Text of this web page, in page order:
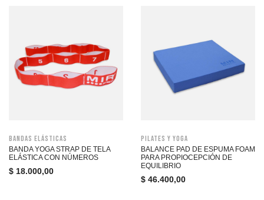
Bandas Elásticas
BANDA YOGA STRAP DE TELA
ELÁSTICA CON NÚMEROS
$ 18.000,00
Pilates y Yoga
BALANCE PAD DE ESPUMA FOAM
PARA PROPIOCEPCIÓN DE
EQUILIBRIO
$ 46.400,00